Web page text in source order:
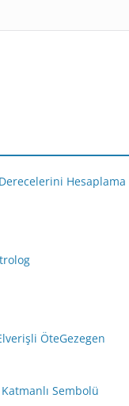
Hesaplama
ÖteGezegen
Sembolü